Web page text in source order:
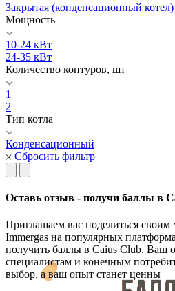
Закрытая (конденсационный котел)
Мощность
10-24 кВт
24-35 кВт
Количество контуров, шт
1
2
Тип котла
Конденсационный
Сбросить фильтр
Оставь отзыв - получи баллы в
Приглашаем вас поделиться своим
Immergas на популярных
получить баллы в Caius Club. Ваш
специалистам и конечным
выбор, а ваш опыт станет ценны